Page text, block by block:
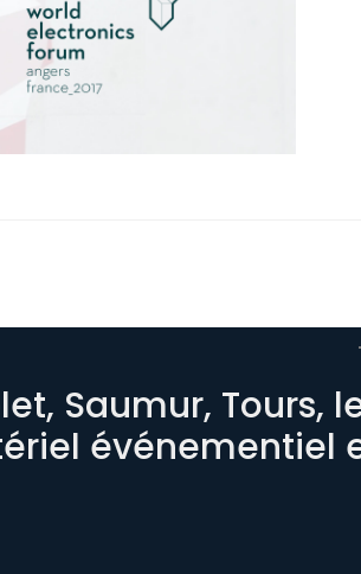
Saumur,
événementiel